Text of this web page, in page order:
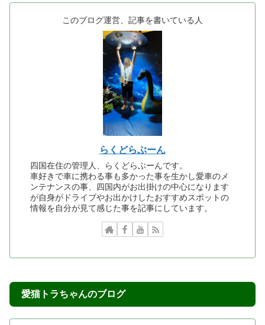
このブログ運営、記事を書いている人
らくどらぶーん
四国在住の管理人、らくどらぶーんです。
車好きで車に携わる事も多かった事を生かし愛車のメ
ンテナンスの事、四国内がお出掛けの中心になります
が自身がドライブやお出かけしたおすすめスポットの
情報を自分が見て感じた事を記事にしています。
愛猫トラちゃんのブログ